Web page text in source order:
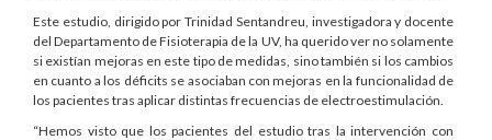
Este estudio, dirigido por Trinidad Sentandreu, investigadora y docente
del Departamento de Fisioterapia de la UV, ha querido ver no solamente
si existían mejoras en este tipo de medidas, sino también si los cambios
en cuanto a los déficits se asociaban con mejoras en la funcionalidad de
los pacientes tras aplicar distintas frecuencias de electroestimulación.
“Hemos visto que los pacientes del estudio tras la intervención con